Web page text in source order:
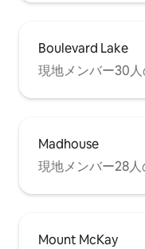
Boulevard Lake
現地メンバー30
Madhouse
現地メンバー28
Mount McKay